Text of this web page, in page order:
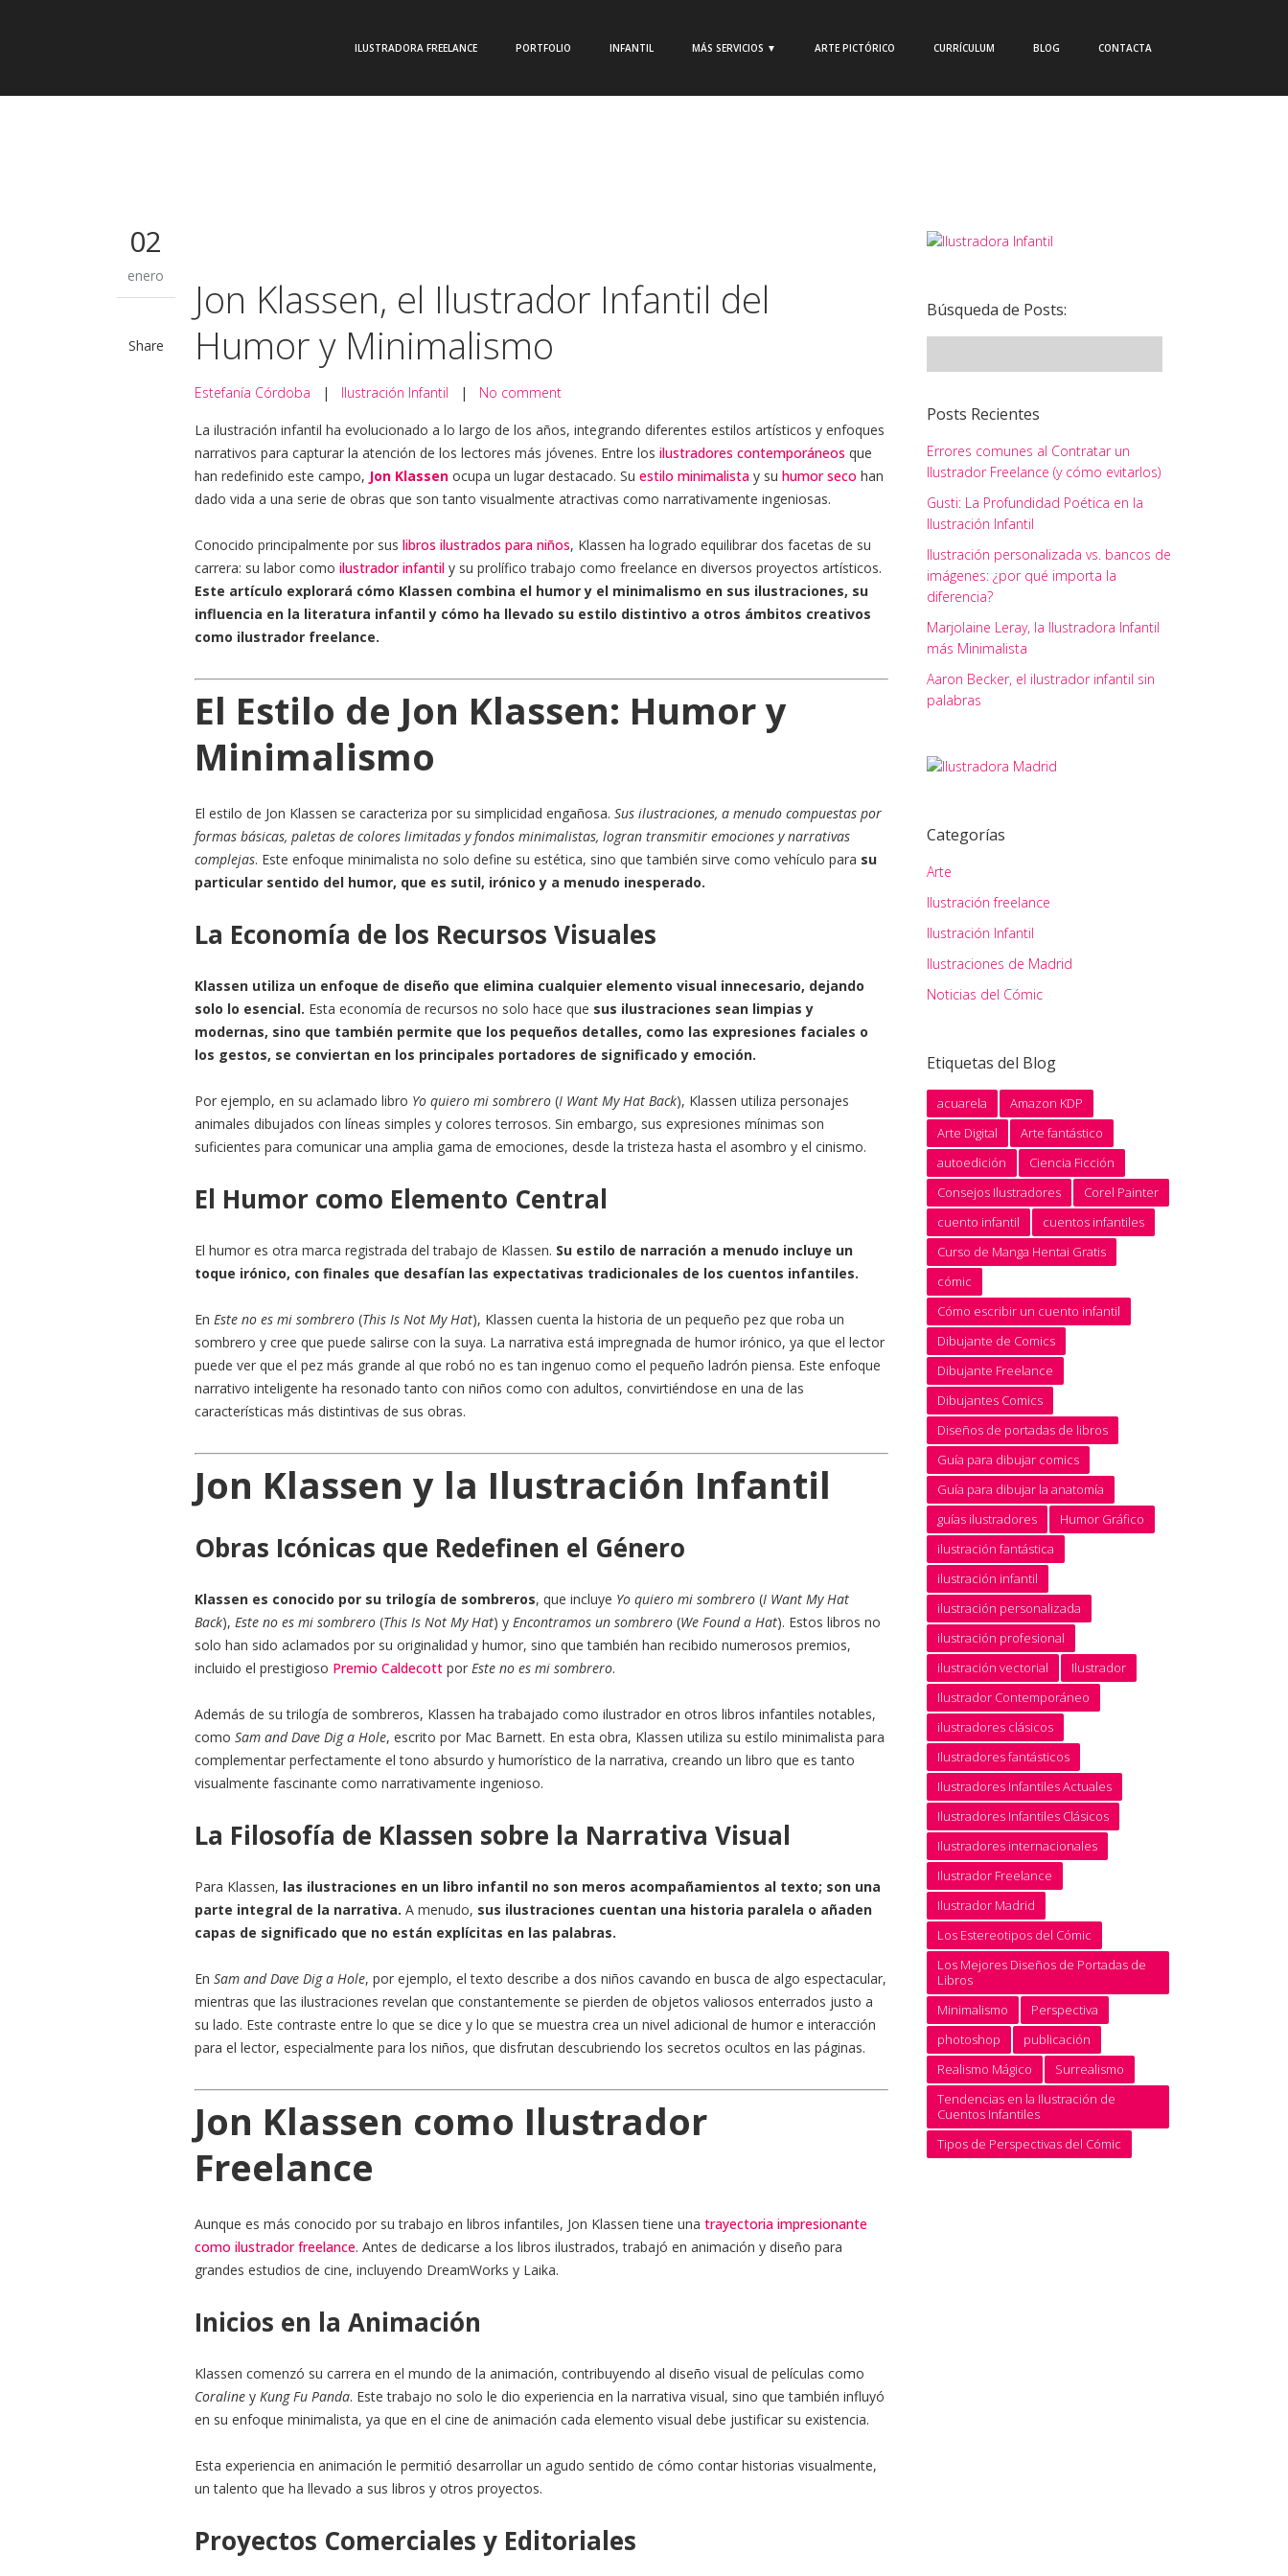
ILUSTRADORA FREELANCE PORTFOLIO INFANTIL MÁS SERVICIOS ▼ ARTE PICTÓRICO CURRÍCULUM BLOG CONTACTA
02
enero
Share
Jon Klassen, el Ilustrador Infantil del
Humor y Minimalismo
Estefanía Córdoba | Ilustración Infantil | No comment
La ilustración infantil ha evolucionado a lo largo de los años, integrando diferentes estilos artísticos y enfoques
narrativos para capturar la atención de los lectores más jóvenes. Entre los ilustradores contemporáneos que
han redefinido este campo, Jon Klassenocupa un lugar destacado. Su estilo minimalistay su humor seco han
dado vida a una serie de obras que son tanto visualmente atractivas como narrativamente ingeniosas.
Conocido principalmente por sus libros ilustrados para niños, Klassen ha logrado equilibrar dos facetas de su
carrera: su labor como ilustrador infantily su prolífico trabajo como freelance en diversos proyectos artísticos.
Este artículo explorará cómo Klassen combina el humor y el minimalismo en sus ilustraciones, su
influencia en la literatura infantil y cómo ha llevado su estilo distintivo a otros ámbitos creativos
como ilustrador freelance.
El Estilo de Jon Klassen: Humor y
Minimalismo
El estilo de Jon Klassen se caracteriza por su simplicidad engañosa. Sus ilustraciones, a menudo compuestas por
formas básicas, paletas de colores limitadas y fondos minimalistas, logran transmitir emociones y narrativas
complejas. Este enfoque minimalista no solo define su estética, sino que también sirve como vehículo para su
particular sentido del humor, que es sutil, irónico y a menudo inesperado.
La Economía de los Recursos Visuales
Klassen utiliza un enfoque de diseño que elimina cualquier elemento visual innecesario, dejando
solo lo esencial. Esta economía de recursos no solo hace que sus ilustraciones sean limpias y
modernas, sino que también permite que los pequeños detalles, como las expresiones faciales o
los gestos, se conviertan en los principales portadores de significado y emoción.
Por ejemplo, en su aclamado libro Yo quiero mi sombrero(I Want My Hat Back), Klassen utiliza personajes
animales dibujados con líneas simples y colores terrosos. Sin embargo, sus expresiones mínimas son
suficientes para comunicar una amplia gama de emociones, desde la tristeza hasta el asombro y el cinismo.
El Humor como Elemento Central
El humor es otra marca registrada del trabajo de Klassen. Su estilo de narración a menudo incluye un
toque irónico, con finales que desafían las expectativas tradicionales de los cuentos infantiles.
En Este no es mi sombrero(This Is Not My Hat), Klassen cuenta la historia de un pequeño pez que roba un
sombrero y cree que puede salirse con la suya. La narrativa está impregnada de humor irónico, ya que el lector
puede ver que el pez más grande al que robó no es tan ingenuo como el pequeño ladrón piensa. Este enfoque
narrativo inteligente ha resonado tanto con niños como con adultos, convirtiéndose en una de las
características más distintivas de sus obras.
Jon Klassen y la Ilustración Infantil
Obras Icónicas que Redefinen el Género
Klassen es conocido por su trilogía de sombreros, que incluye Yo quiero mi sombrero(I Want My Hat
Back), Este no es mi sombrero(This Is Not My Hat) y Encontramos un sombrero(We Found a Hat). Estos libros no
solo han sido aclamados por su originalidad y humor, sino que también han recibido numerosos premios,
incluido el prestigioso Premio Caldecottpor Este no es mi sombrero.
Además de su trilogía de sombreros, Klassen ha trabajado como ilustrador en otros libros infantiles notables,
como Sam and Dave Dig a Hole, escrito por Mac Barnett. En esta obra, Klassen utiliza su estilo minimalista para
complementar perfectamente el tono absurdo y humorístico de la narrativa, creando un libro que es tanto
visualmente fascinante como narrativamente ingenioso.
La Filosofía de Klassen sobre la Narrativa Visual
Para Klassen, las ilustraciones en un libro infantil no son meros acompañamientos al texto; son una
parte integral de la narrativa. A menudo, sus ilustraciones cuentan una historia paralela o añaden
capas de significado que no están explícitas en las palabras.
En Sam and Dave Dig a Hole, por ejemplo, el texto describe a dos niños cavando en busca de algo espectacular,
mientras que las ilustraciones revelan que constantemente se pierden de objetos valiosos enterrados justo a
su lado. Este contraste entre lo que se dice y lo que se muestra crea un nivel adicional de humor e interacción
para el lector, especialmente para los niños, que disfrutan descubriendo los secretos ocultos en las páginas.
Jon Klassen como Ilustrador
Freelance
Aunque es más conocido por su trabajo en libros infantiles, Jon Klassen tiene una trayectoria impresionante
como ilustrador freelance. Antes de dedicarse a los libros ilustrados, trabajó en animación y diseño para
grandes estudios de cine, incluyendo DreamWorks y Laika.
Inicios en la Animación
Klassen comenzó su carrera en el mundo de la animación, contribuyendo al diseño visual de películas como
Coraliney Kung Fu Panda. Este trabajo no solo le dio experiencia en la narrativa visual, sino que también influyó
en su enfoque minimalista, ya que en el cine de animación cada elemento visual debe justificar su existencia.
Esta experiencia en animación le permitió desarrollar un agudo sentido de cómo contar historias visualmente,
un talento que ha llevado a sus libros y otros proyectos.
Proyectos Comerciales y Editoriales
Búsqueda de Posts:
Posts Recientes
Errores comunes al Contratar un
Ilustrador Freelance (y cómo evitarlos)
Gusti: La Profundidad Poética en la
Ilustración Infantil
Ilustración personalizada vs. bancos de
imágenes: ¿por qué importa la
diferencia?
Marjolaine Leray, la Ilustradora Infantil
más Minimalista
Aaron Becker, el ilustrador infantil sin
palabras
Categorías
Arte
Ilustración freelance
Ilustración Infantil
Ilustraciones de Madrid
Noticias del Cómic
Etiquetas del Blog
acuarela
Amazon KDP
Arte Digital
Arte fantástico
autoedición
Ciencia Ficción
Consejos Ilustradores
Corel Painter
cuento infantil
cuentos infantiles
Curso de Manga Hentai Gratis
cómic
Cómo escribir un cuento infantil
Dibujante de Comics
Dibujante Freelance
Dibujantes Comics
Diseños de portadas de libros
Guía para dibujar comics
Guía para dibujar la anatomía
guías ilustradores
Humor Gráfico
ilustración fantástica
ilustración infantil
ilustración personalizada
ilustración profesional
ilustración vectorial
Ilustrador
Ilustrador Contemporáneo
ilustradores clásicos
Ilustradores fantásticos
Ilustradores Infantiles Actuales
Ilustradores Infantiles Clásicos
Ilustradores internacionales
Ilustrador Freelance
Ilustrador Madrid
Los Estereotipos del Cómic
Los Mejores Diseños de Portadas de
Libros
Minimalismo
Perspectiva
photoshop
publicación
Realismo Mágico
Surrealismo
Tendencias en la Ilustración de
Cuentos Infantiles
Tipos de Perspectivas del Cómic